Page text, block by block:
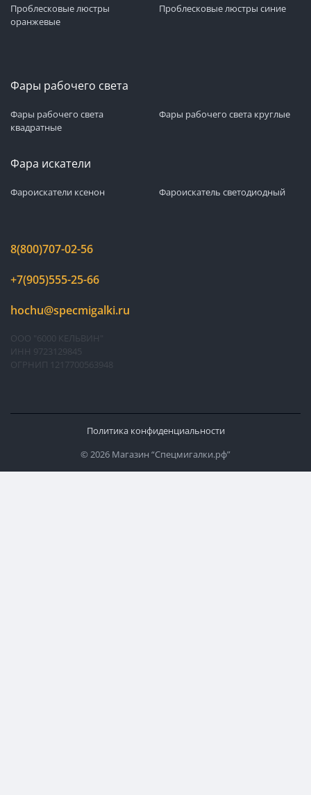
Проблесковые люстры
оранжевые
Проблесковые люстры синие
Фары рабочего света
Фары рабочего света
квадратные
Фары рабочего света круглые
Фара искатели
Фароискатели ксенон Фароискатель светодиодный
8(800)707-02-56
+7(905)555-25-66
hochu@specmigalki.ru
ООО "6000 КЕЛЬВИН"
ИНН 9723129845
ОГРНИП 1217700563948
Политика конфиденциальности
© 2026 Магазин “Спецмигалки.рф”